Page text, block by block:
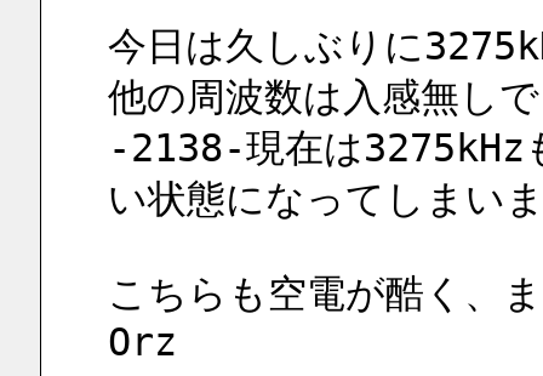
今日は久しぶりに
他の周波数は入感無し
-2138-現在は3275kHz
い状態になってしまい
こちらも空電が酷く、
Orz